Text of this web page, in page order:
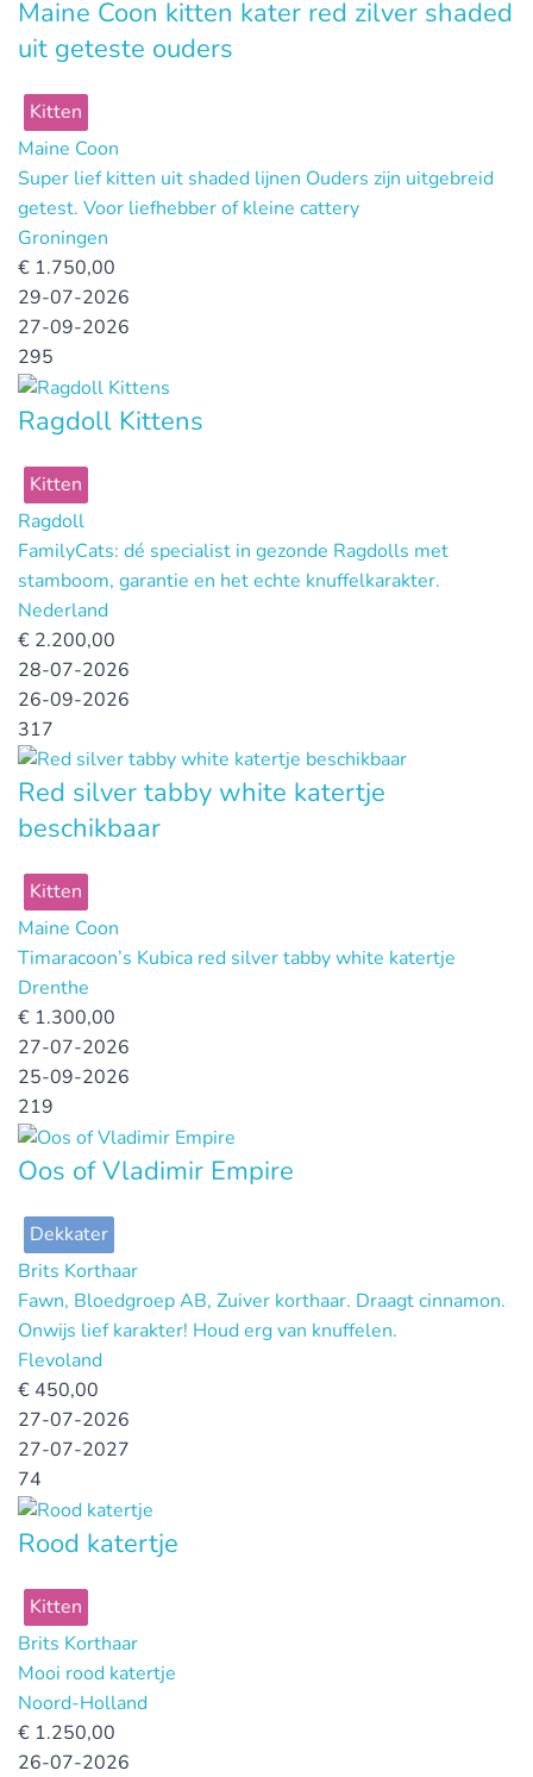
Maine Coon kitten kater red zilver shaded
uit geteste ouders
Kitten
Maine Coon
Super lief kitten uit shaded lijnen Ouders zijn uitgebreid
getest. Voor liefhebber of kleine cattery
Groningen
€ 1.750,00
29-07-2026
27-09-2026
295
Ragdoll Kittens
Kitten
Ragdoll
FamilyCats: dé specialist in gezonde Ragdolls met
stamboom, garantie en het echte knuffelkarakter.
Nederland
€ 2.200,00
28-07-2026
26-09-2026
317
Red silver tabby white katertje
beschikbaar
Kitten
Maine Coon
Timaracoon’s Kubica red silver tabby white katertje
Drenthe
€ 1.300,00
27-07-2026
25-09-2026
219
Oos of Vladimir Empire
Dekkater
Brits Korthaar
Fawn, Bloedgroep AB, Zuiver korthaar. Draagt cinnamon.
Onwijs lief karakter! Houd erg van knuffelen.
Flevoland
€ 450,00
27-07-2026
27-07-2027
74
Rood katertje
Kitten
Brits Korthaar
Mooi rood katertje
Noord-Holland
€ 1.250,00
26-07-2026